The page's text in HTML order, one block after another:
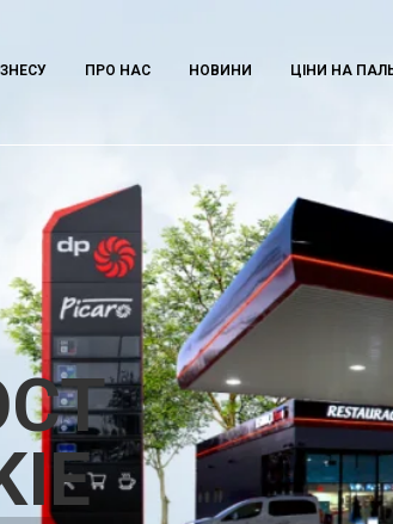
ПРО НАС НОВИНИ ЦІНИ НА